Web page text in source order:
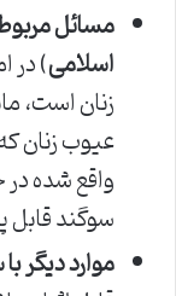
مسائل
اسلامی) در
زنان است،
عیوب زنان
واقع شده در
سوگند
موارد دیگر